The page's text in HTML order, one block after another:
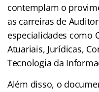
contemplam o
as carreiras de
especialidades como
Atuariais, Jurídicas,
Tecnologia da
Além disso, o